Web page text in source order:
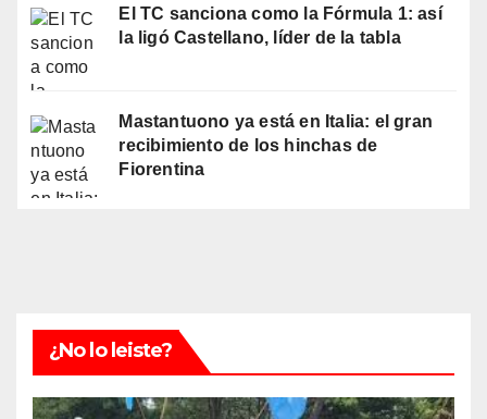
El TC sanciona como la Fórmula 1: así
la ligó Castellano, líder de la tabla
Mastantuono ya está en Italia: el gran
recibimiento de los hinchas de
Fiorentina
¿No lo leiste?